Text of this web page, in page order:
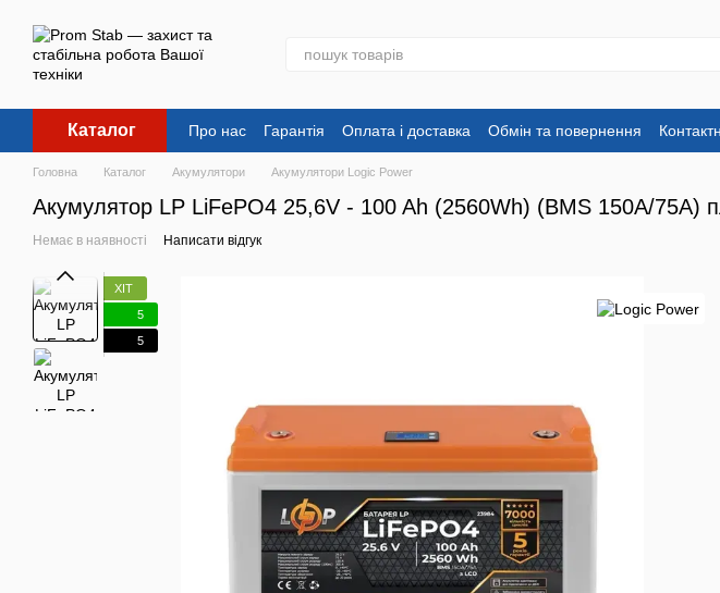
Каталог Про нас Гарантія Оплата і доставка Обмін та повернення
Головна Каталог Акумулятори Акумулятори Logic Power
Акумулятор LP LiFePO4 25,6V - 100 Ah (2560Wh) (BMS 150A/75А)
Немає в наявності Написати відгук
ХІТ
5
5